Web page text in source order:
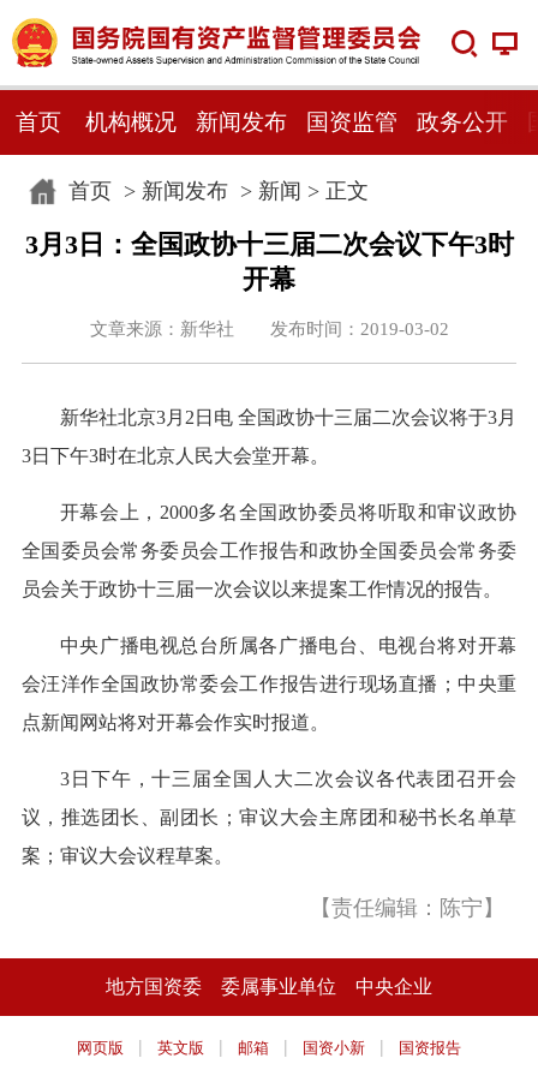
首页 机构概况 新闻发布 国资监管 政务公开
首页> 新闻发布> 新闻 > 正文
3月3日：全国政协十三届二次会议下午3时
开幕
文章来源：新华社 发布时间：2019-03-02
新华社北京3月2日电 全国政协十三届二次会议将于3月
3日下午3时在北京人民大会堂开幕。
开幕会上，2000多名全国政协委员将听取和审议政协
全国委员会常务委员会工作报告和政协全国委员会常务委
员会关于政协十三届一次会议以来提案工作情况的报告。
中央广播电视总台所属各广播电台、电视台将对开幕
会汪洋作全国政协常委会工作报告进行现场直播；中央重
点新闻网站将对开幕会作实时报道。
3日下午，十三届全国人大二次会议各代表团召开会
议，推选团长、副团长；审议大会主席团和秘书长名单草
案；审议大会议程草案。
【责任编辑：陈宁】
地方国资委 委属事业单位 中央企业
网页版 | 英文版 | 邮箱 | 国资小新 | 国资报告